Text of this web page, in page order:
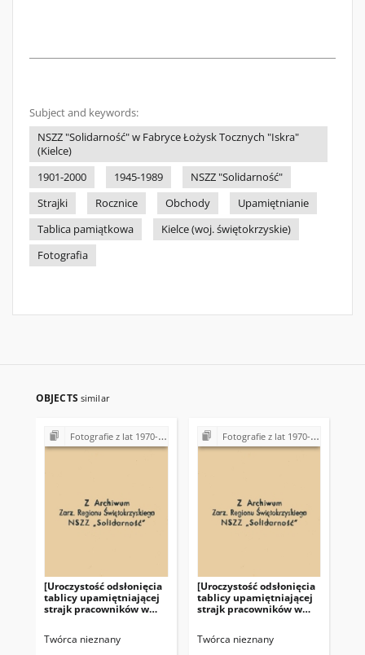
Subject and keywords:
NSZZ "Solidarność" w Fabryce Łożysk Tocznych "Iskra"
(Kielce)
1901-2000
1945-1989
NSZZ "Solidarność"
Strajki
Rocznice Obchody
Upamiętnianie
Tablica pamiątkowa
Kielce (woj. świętokrzyskie)
Fotografia
OBJECTS similar
Fotografie z lat 1970-1996
[Uroczystość odsłonięcia
tablicy upamiętniającej
strajk pracowników w
Twórca nieznany
Fotografie z lat 1970-1996
[Uroczystość odsłonięcia
tablicy upamiętniającej
strajk pracowników w
Twórca nieznany